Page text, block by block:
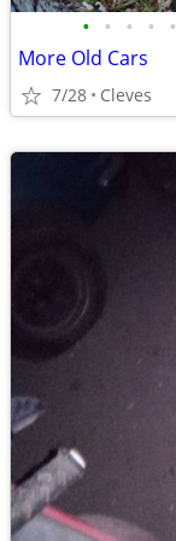
• • • • •
More Old Cars
7/28 Cleves